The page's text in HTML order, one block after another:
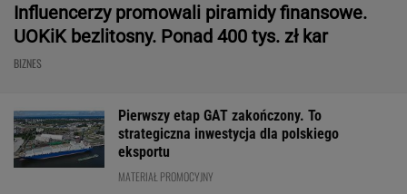
Influencerzy promowali piramidy finansowe.
UOKiK bezlitosny. Ponad 400 tys. zł kar
BIZNES
Pierwszy etap GAT zakończony. To
strategiczna inwestycja dla polskiego
eksportu
MATERIAŁ PROMOCYJNY